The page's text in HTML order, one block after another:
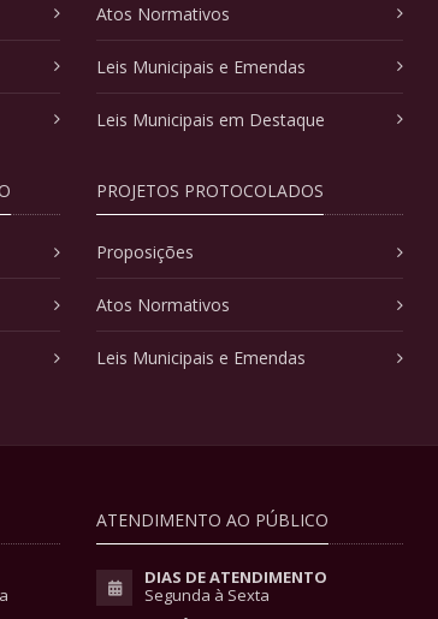
Atos Normativos
Leis Municipais e Emendas
Leis Municipais em Destaque
PROJETOS PROTOCOLADOS
Proposições
Atos Normativos
Leis Municipais e Emendas
ATENDIMENTO AO PÚBLICO
DIAS DE ATENDIMENTO
Segunda à Sexta